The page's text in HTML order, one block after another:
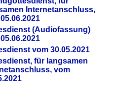
Internetanschluss,
(Audiofassung)
vom 30.05.2021
für langsamen
vom